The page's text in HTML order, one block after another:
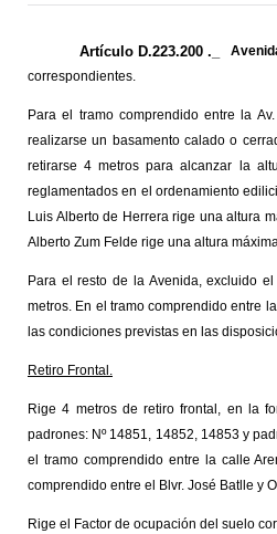
Artículo D.223.200 ._
correspondientes.
Para el tramo comprendido entre la
realizarse un basamento calado o
retirarse 4 metros para alcanzar la
reglamentados en el ordenamiento
Luis Alberto de Herrera rige una altura
Alberto Zum Felde rige una altura
Para el resto de la Avenida, excluido
metros. En el tramo comprendido entre
las condiciones previstas en las
Retiro Frontal.
Rige 4 metros de retiro frontal, en la
padrones: Nº 14851, 14852, 14853 y
el tramo comprendido entre la calle
comprendido entre el Blvr. José Batlle y
Rige el Factor de ocupación del suelo